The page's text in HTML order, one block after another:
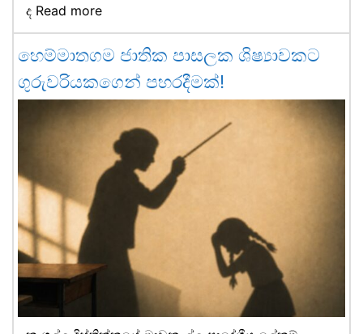
ද Read more
හෙම්මාතගම ජාතික පාසලක ශිෂ්‍යාවකට
ගුරුවරියකගෙන් පහරදීමක්!